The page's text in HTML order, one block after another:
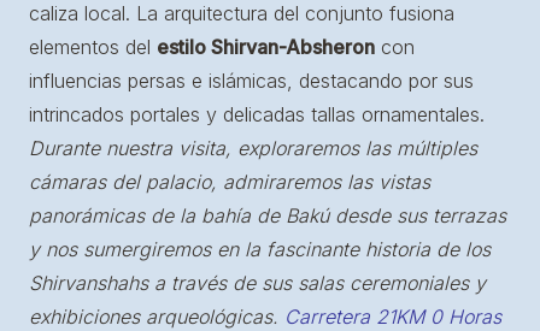
caliza local. La arquitectura del conjunto fusiona
elementos del estilo Shirvan-Absheron con
influencias persas e islámicas, destacando por sus
intrincados portales y delicadas tallas ornamentales.
Durante nuestra visita, exploraremos las múltiples
cámaras del palacio, admiraremos las vistas
panorámicas de la bahía de Bakú desde sus terrazas
y nos sumergiremos en la fascinante historia de los
Shirvanshahs a través de sus salas ceremoniales y
exhibiciones arqueológicas. Carretera 21KM 0 Horas